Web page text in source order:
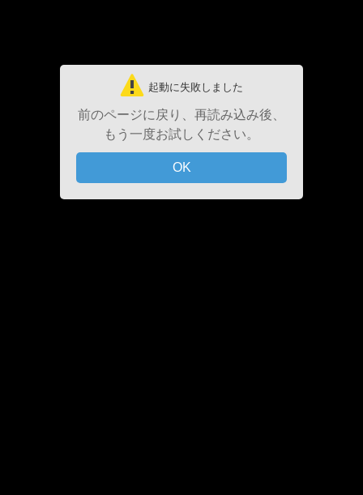
起動に失敗しました
前のページに戻り、再読み込み後、
もう一度お試しください。
OK